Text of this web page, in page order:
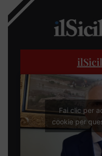
Fai clic per
cookie per